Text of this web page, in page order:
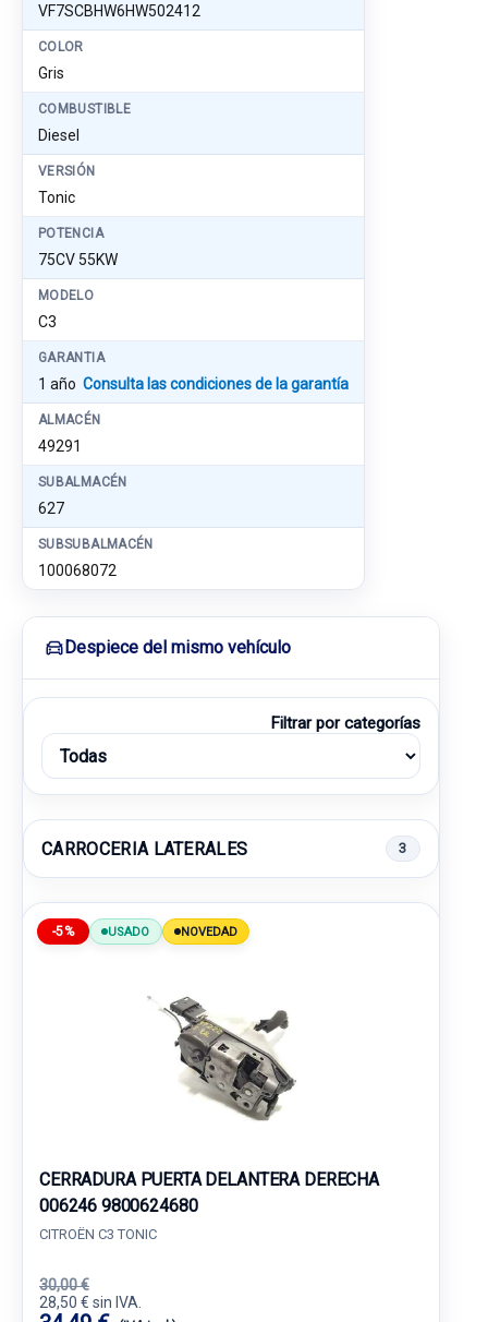
VF7SCBHW6HW502412
COLOR
Gris
COMBUSTIBLE
Diesel
VERSIÓN
Tonic
POTENCIA
75CV 55KW
MODELO
C3
GARANTIA
1 año Consulta las condiciones de la garantía
ALMACÉN
49291
SUBALMACÉN
627
SUBSUBALMACÉN
100068072
Despiece del mismo vehículo
Filtrar por categorías
CARROCERIA LATERALES 3
-5% USADO NOVEDAD
CERRADURA PUERTA DELANTERA DERECHA
006246 9800624680
CITROËN C3 TONIC
30,00 €
28,50 € sin IVA.